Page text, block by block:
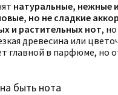
натуральные, нежные
но не сладкие
и растительных нот,
древесина или
главной в парфюме, но
быть нота